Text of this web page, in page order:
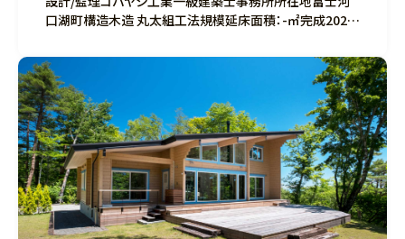
口湖町構造木造 丸太組工法規模延床面積：-㎡完成2023